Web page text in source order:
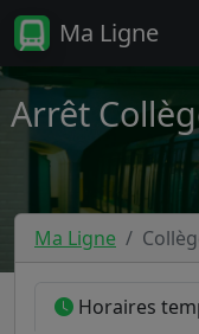
Ma Ligne
Arrêt
Ma Ligne
Horaires